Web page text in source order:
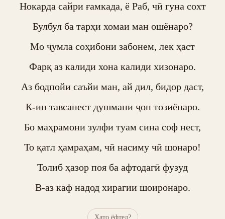
Нокарда сайри ғамкада, ё Раб, чӣ гуна сохт
Булбул ба тарҳи хомаи ман ошёнаро?
Мо ҷумла соҳибони забонем, лек ҳаст
Фарқ аз калиди хона калиди хизонаро.
Аз бодпойи саъйи ман, ай дил, бидор даст,
К-ин тавсанест душмани ҷон тозиёнаро.
Бо маҳрамони зулфи туам сина соф нест,
То қатл ҳамраҳам, чӣ насиму чӣ шонаро!
Толиб ҳазор поя ба афтодагӣ фузуд
В-аз каф надод хирагии шоиронаро.
Хато ёфтед?